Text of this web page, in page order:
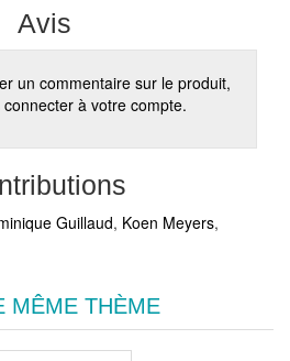
Avis
un commentaire sur le produit,
à votre compte.
Guillaud, Koen Meyers,
MÊME THÈME